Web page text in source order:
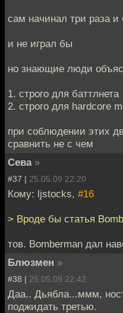
сам начинал три раза и
и не играл бы
но знающие люди
1. строго для баттлнета
2. строго для hardcore
при соблюдении этих
сравнить не с чем
Сева »
#37 | 25.05.09 22:20
Кому: ljstocks, #16
> Вроде бы статья
тов. Bomberman дал
Блюзмен »
#38 | 25.05.09 22:42
Даа.. Дьябла...ммм,
поджидать третью.